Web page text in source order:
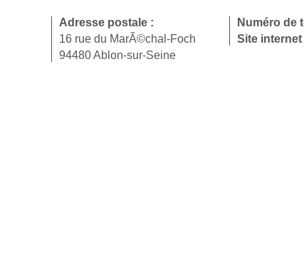
Adresse postale :
16 rue du MarÃ©chal-Foch
94480 Ablon-sur-Seine
Numéro de
Site internet